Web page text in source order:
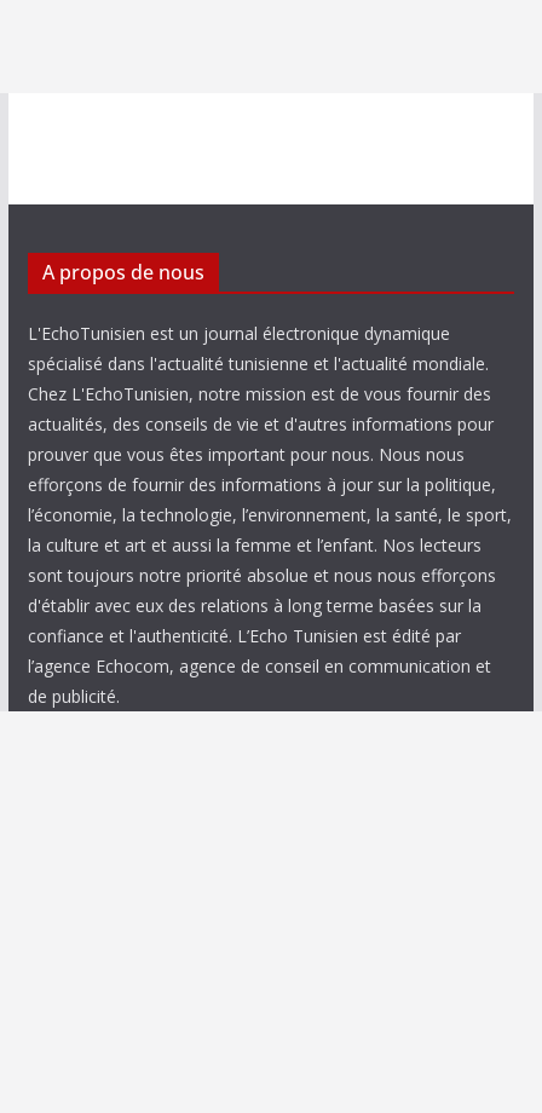
A propos de nous
L'EchoTunisien est un journal électronique dynamique
spécialisé dans l'actualité tunisienne et l'actualité mondiale.
Chez L'EchoTunisien, notre mission est de vous fournir des
actualités, des conseils de vie et d'autres informations pour
prouver que vous êtes important pour nous. Nous nous
efforçons de fournir des informations à jour sur la politique,
l’économie, la technologie, l’environnement, la santé, le sport,
la culture et art et aussi la femme et l’enfant. Nos lecteurs
sont toujours notre priorité absolue et nous nous efforçons
d'établir avec eux des relations à long terme basées sur la
confiance et l'authenticité. L’Echo Tunisien est édité par
l’agence Echocom, agence de conseil en communication et
de publicité.